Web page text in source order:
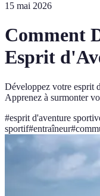
15 mai 2026
Comment
Esprit
Développez votre esprit
Apprenez à surmonter
#esprit d'aventure
sportif#entraîneur#